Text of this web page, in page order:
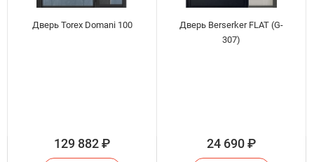
Дверь Torex Domani 100
129 882₽
Дверь Berserker FLAT (G-
307)
24 690₽